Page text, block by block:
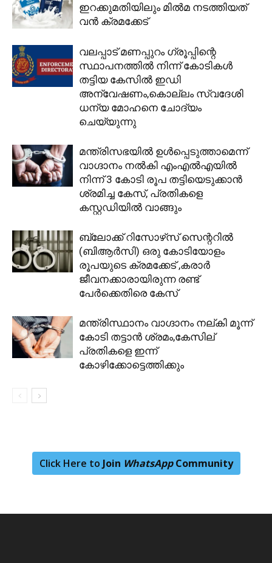
ഇറക്കുമതിയിലും മിൽമ നടത്തിയത്
വൻ ക്രമക്കേട്
വലപ്പാട് മണപ്പുറം ഗ്രൂപ്പിന്റെ
സ്ഥാപനത്തില്‍ നിന്ന് കോടികള്‍
തട്ടിയ കേസില്‍ ഇഡി
അന്വേഷണം,കൊല്ലം സ്വദേശി
ധന്യ മോഹനെ ചോദ്യം
ചെയ്യുന്നു
മന്ത്രിസഭയിൽ ഉൾപ്പെടുത്താമെന്ന്
വാഗ്ദാനം നൽകി എംഎൽഎയിൽ
നിന്ന് 3 കോടി രൂപ തട്ടിയെടുക്കാൻ
ശ്രമിച്ച കേസ്, പ്രതികളെ
കസ്റ്റഡിയിൽ വാങ്ങും
ബ്ലോക്ക് റിസോഴ്‌സ് സെന്ററിൽ
(ബിആർസി) ഒരു കോടിയോളം
രൂപയുടെ ക്രമക്കേട് ,കരാർ
ജീവനക്കാരായിരുന്ന രണ്ട്
പേർക്കെതിരെ കേസ്
മന്ത്രിസ്ഥാനം വാഗ്ദാനം നല്കി മൂന്ന്
കോടി തട്ടാൻ ശ്രമം,കേസില്
പ്രതികളെ ഇന്ന്
കോഴിക്കോട്ടെത്തിക്കും
Click Here to Join WhatsAppCommunity